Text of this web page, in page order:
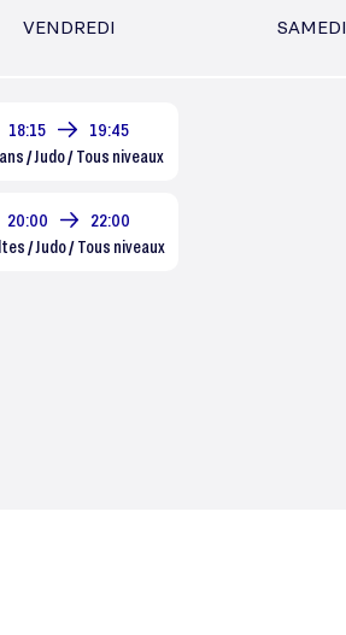
VENDREDI
18:15
19:45
/ Judo / Tous niveaux
20:00
22:00
/ Judo / Tous niveaux
SAMEDI